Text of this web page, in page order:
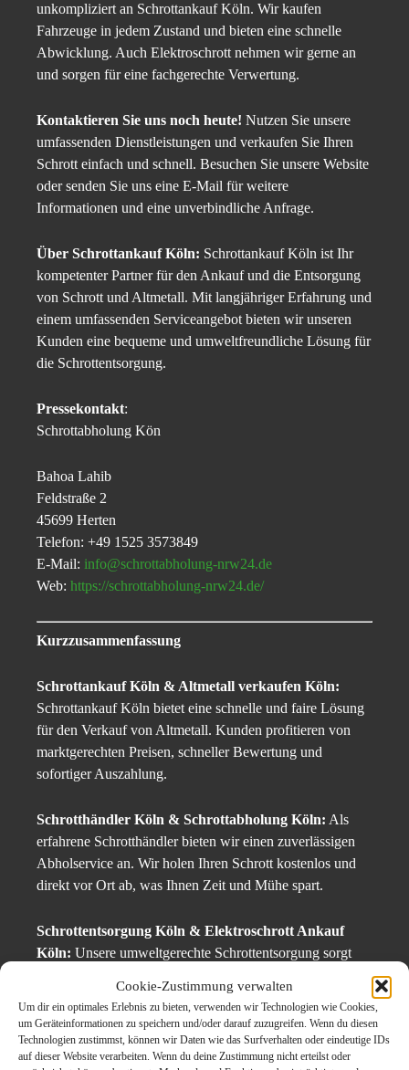
Cookie-Zustimmung verwalten
Um dir ein optimales Erlebnis zu bieten, verwenden wir Technologien wie Cookies,
um Geräteinformationen zu speichern und/oder darauf zuzugreifen. Wenn du diesen
Technologien zustimmst, können wir Daten wie das Surfverhalten oder eindeutige IDs
auf dieser Website verarbeiten. Wenn du deine Zustimmung nicht erteilst oder
unkompliziert an Schrottankauf Köln. Wir kaufen
Fahrzeuge in jedem Zustand und bieten eine schnelle
Abwicklung. Auch Elektroschrott nehmen wir gerne an
und sorgen für eine fachgerechte Verwertung.
Kontaktieren Sie uns noch heute! Nutzen Sie unsere
umfassenden Dienstleistungen und verkaufen Sie Ihren
Schrott einfach und schnell. Besuchen Sie unsere Website
oder senden Sie uns eine E-Mail für weitere
Informationen und eine unverbindliche Anfrage.
Über Schrottankauf Köln: Schrottankauf Köln ist Ihr
kompetenter Partner für den Ankauf und die Entsorgung
von Schrott und Altmetall. Mit langjähriger Erfahrung und
einem umfassenden Serviceangebot bieten wir unseren
Kunden eine bequeme und umweltfreundliche Lösung für
die Schrottentsorgung.
Pressekontakt:
Schrottabholung Kön
Bahoa Lahib
Feldstraße 2
45699 Herten
Telefon: +49 1525 3573849
E-Mail: info@schrottabholung-nrw24.de
Web: https://schrottabholung-nrw24.de/
Kurzzusammenfassung
Schrottankauf Köln & Altmetall verkaufen Köln:
Schrottankauf Köln bietet eine schnelle und faire Lösung
für den Verkauf von Altmetall. Kunden profitieren von
marktgerechten Preisen, schneller Bewertung und
sofortiger Auszahlung.
Schrotthändler Köln & Schrottabholung Köln: Als
erfahrene Schrotthändler bieten wir einen zuverlässigen
Abholservice an. Wir holen Ihren Schrott kostenlos und
direkt vor Ort ab, was Ihnen Zeit und Mühe spart.
Schrottentsorgung Köln & Elektroschrott Ankauf
Köln: Unsere umweltgerechte Schrottentsorgung sorgt
Auch Elektroschrott nehmen wir gerne an und sorgen für
eine fachgerechte Verwertung.
Originalinhalt von Schrottabholung-nrw24, veröffentlicht unter dem Titel “